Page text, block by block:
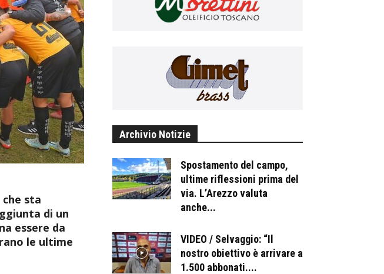
sta
di un
essere da
le ultime
Archivio Notizie
Spostamento del campo,
ultime riflessioni prima del
via. L’Arezzo valuta
anche...
VIDEO / Selvaggio: “Il
nostro obiettivo è arrivare a
1.500 abbonati....